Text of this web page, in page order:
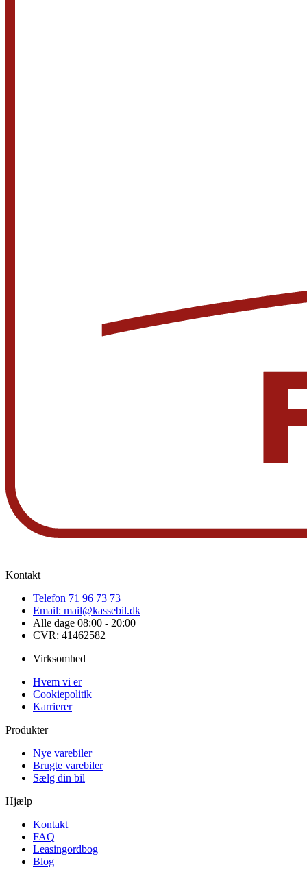
Kontakt
Telefon 71 96 73 73
Email: mail@kassebil.dk
Alle dage 08:00 - 20:00
CVR: 41462582
Virksomhed
Hvem vi er
Cookiepolitik
Karrierer
Produkter
Nye varebiler
Brugte varebiler
Sælg din bil
Hjælp
Kontakt
FAQ
Leasingordbog
Blog